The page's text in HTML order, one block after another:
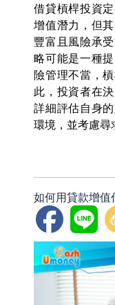
借貸槓桿投資
增值潛力，但
豐富且風險承
略可能是一種
險管理不當，
此，投資者在
詳細評估自身
環境，並考慮尋
如何用貸款增值